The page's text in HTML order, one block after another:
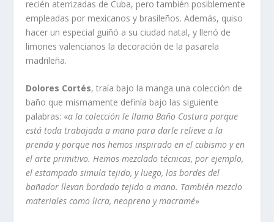
recién aterrizadas de Cuba, pero también posiblemente
empleadas por mexicanos y brasileños. Además, quiso
hacer un especial guiñó a su ciudad natal, y llenó de
limones valencianos la decoración de la pasarela
madrileña.
Dolores Cortés, traía bajo la manga una colección de
baño que mismamente definía bajo las siguiente
palabras: «a la colección le llamo Baño Costura porque
está toda trabajada a mano para darle relieve a la
prenda y porque nos hemos inspirado en el cubismo y en
el arte primitivo. Hemos mezclado técnicas, por ejemplo,
el estampado simula tejido, y luego, los bordes del
bañador llevan bordado tejido a mano. También mezclo
materiales como licra, neopreno y macramé»